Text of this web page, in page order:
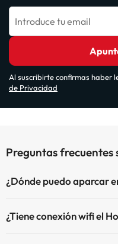
Introduce tu email
Al suscribirte confirmas haber
de Privacidad
Preguntas frecuentes
¿Dónde puedo aparcar
aparcamiento (bajo
¿Tiene conexión wifi el